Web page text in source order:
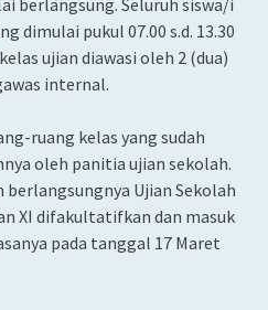
berlangsung. Seluruh siswa/i
dimulai pukul 07.00 s.d. 13.30
ujian diawasi oleh 2 (dua)
internal.
ruang kelas yang sudah
oleh panitia ujian sekolah.
Ujian Sekolah
XI difakultatifkan dan masuk
pada tanggal 17 Maret